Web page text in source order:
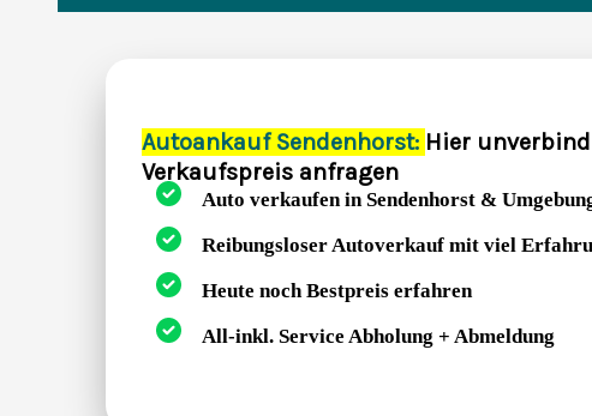
Autoankauf Sendenhorst: Hier
Verkaufspreis anfragen
Auto verkaufen in Sendenhorst &
Reibungsloser Autoverkauf mit viel
Heute noch Bestpreis erfahren
All-inkl. Service Abholung + Abmeldung